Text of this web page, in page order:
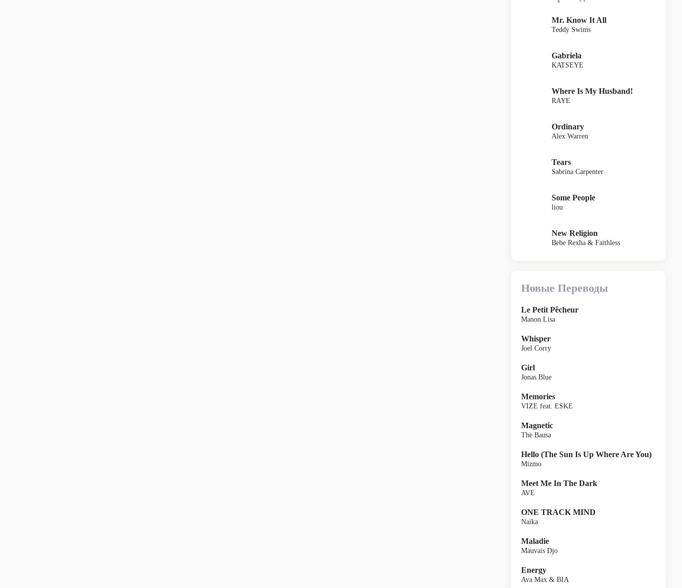
Mr. Know It All
Teddy Swims
Gabriela
KATSEYE
Where Is My Husband!
RAYE
Ordinary
Alex Warren
Tears
Sabrina Carpenter
Some People
liou
New Religion
Bebe Rexha & Faithless
Новые Переводы
Le Petit Pêcheur
Manon Lisa
Whisper
Joel Corry
Girl
Jonas Blue
Memories
VIZE feat. ESKE
Magnetic
The Bausa
Hello (The Sun Is Up Where Are You)
Mizmo
Meet Me In The Dark
AVE
ONE TRACK MIND
Naïka
Maladie
Mauvais Djo
Energy
Ava Max & BIA